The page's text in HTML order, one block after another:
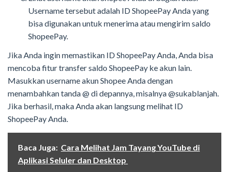
Username tersebut adalah ID ShopeePay Anda yang
bisa digunakan untuk menerima atau mengirim saldo
ShopeePay.
Jika Anda ingin memastikan ID ShopeePay Anda, Anda bisa
mencoba fitur transfer saldo ShopeePay ke akun lain.
Masukkan username akun Shopee Anda dengan
menambahkan tanda @ di depannya, misalnya @sukablanjah.
Jika berhasil, maka Anda akan langsung melihat ID
ShopeePay Anda.
Baca Juga: Cara Melihat Jam Tayang YouTube di
Aplikasi Seluler dan Desktop